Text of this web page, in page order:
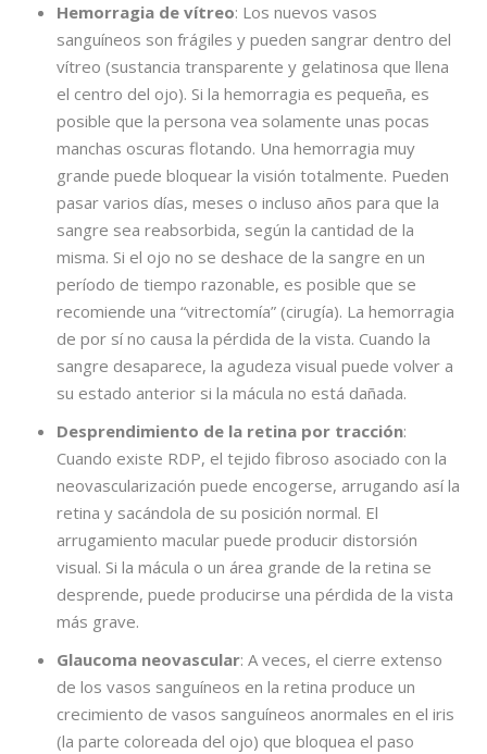
Hemorragia de vítreo: Los nuevos vasos
sanguíneos son frágiles y pueden sangrar dentro del
vítreo (sustancia transparente y gelatinosa que llena
el centro del ojo). Si la hemorragia es pequeña, es
posible que la persona vea solamente unas pocas
manchas oscuras flotando. Una hemorragia muy
grande puede bloquear la visión totalmente. Pueden
pasar varios días, meses o incluso años para que la
sangre sea reabsorbida, según la cantidad de la
misma. Si el ojo no se deshace de la sangre en un
período de tiempo razonable, es posible que se
recomiende una “vitrectomía” (cirugía). La hemorragia
de por sí no causa la pérdida de la vista. Cuando la
sangre desaparece, la agudeza visual puede volver a
su estado anterior si la mácula no está dañada.
Desprendimiento de la retina por tracción:
Cuando existe RDP, el tejido fibroso asociado con la
neovascularización puede encogerse, arrugando así la
retina y sacándola de su posición normal. El
arrugamiento macular puede producir distorsión
visual. Si la mácula o un área grande de la retina se
desprende, puede producirse una pérdida de la vista
más grave.
Glaucoma neovascular: A veces, el cierre extenso
de los vasos sanguíneos en la retina produce un
crecimiento de vasos sanguíneos anormales en el iris
(la parte coloreada del ojo) que bloquea el paso